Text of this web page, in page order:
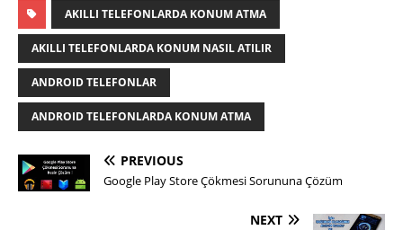
AKILLI TELEFONLARDA KONUM ATMA
AKILLI TELEFONLARDA KONUM NASIL ATILIR
ANDROID TELEFONLAR
ANDROID TELEFONLARDA KONUM ATMA
PREVIOUS
Google Play Store Çökmesi Sorununa Çözüm
NEXT